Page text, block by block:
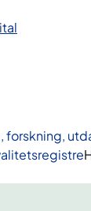
forskning,